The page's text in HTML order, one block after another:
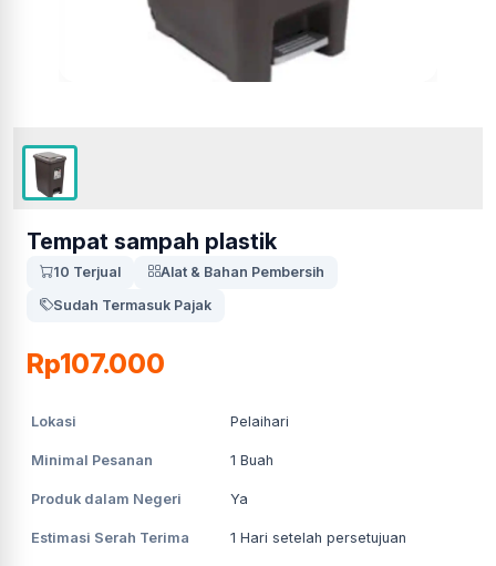
Tempat sampah plastik
10 Terjual
Alat & Bahan Pembersih
Sudah Termasuk Pajak
Rp107.000
Lokasi Pelaihari
Minimal Pesanan 1 Buah
Produk dalam Negeri Ya
Estimasi Serah Terima 1 Hari setelah persetujuan